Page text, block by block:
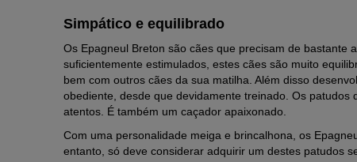
Simpático e equilibrado
Os Epagneul Breton são cães que precisam de bastante
suficientemente estimulados, estes cães são muito
bem com outros cães da sua matilha. Além disso
obediente, desde que devidamente treinado. Os
atentos. É também um caçador apaixonado.
Com uma personalidade meiga e brincalhona, os
entanto, só deve considerar adquirir um destes patudos